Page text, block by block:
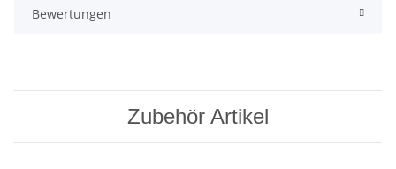
Bewertungen
Zubehör Artikel